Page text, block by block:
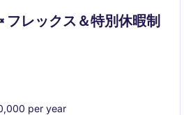
× フレックス＆特別休暇制
per year